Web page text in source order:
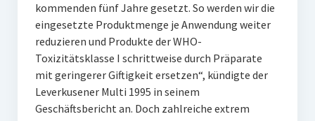
kommenden fünf Jahre gesetzt. So werden wir die
eingesetzte Produktmenge je Anwendung weiter
reduzieren und Produkte der WHO-
Toxizitätsklasse I schrittweise durch Präparate
mit geringerer Giftigkeit ersetzen“, kündigte der
Leverkusener Multi 1995 in seinem
Geschäftsbericht an. Doch zahlreiche extrem